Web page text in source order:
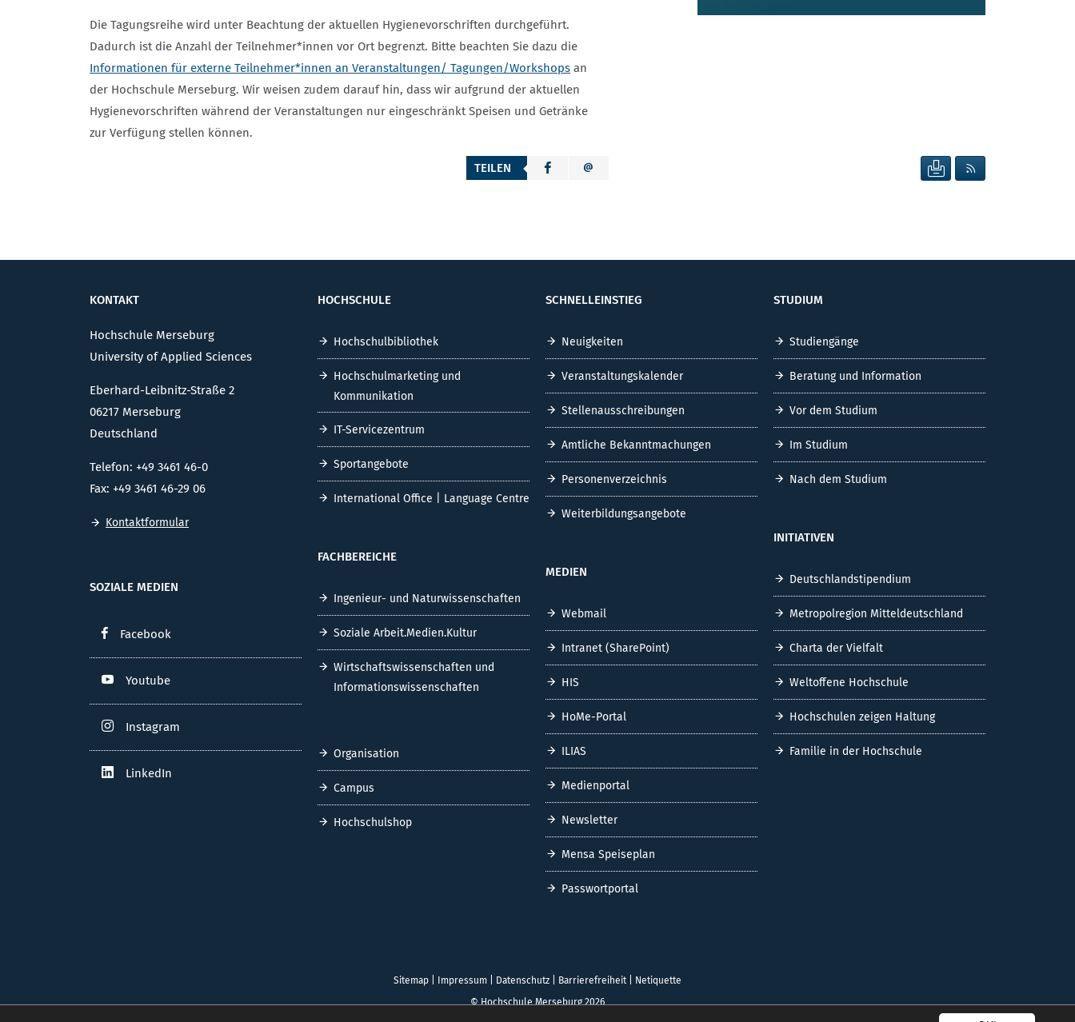
Die Tagungsreihe wird unter Beachtung der aktuellen Hygienevorschriften durchgeführt.
Dadurch ist die Anzahl der Teilnehmer*innen vor Ort begrenzt. Bitte beachten Sie dazu die
Informationen für externe Teilnehmer*innen an Veranstaltungen/ Tagungen/Workshops an
der Hochschule Merseburg. Wir weisen zudem darauf hin, dass wir aufgrund der aktuellen
Hygienevorschriften während der Veranstaltungen nur eingeschränkt Speisen und Getränke
zur Verfügung stellen können.
TEILEN SEITE DRUCKEN
KONTAKT
Hochschule Merseburg
University of Applied Sciences
Eberhard-Leibnitz-Straße 2
06217 Merseburg
Deutschland
Telefon: +49 3461 46-0
Fax: +49 3461 46-29 06
Kontaktformular
SOZIALE MEDIEN
Facebook
Youtube
Instagram
LinkedIn
HOCHSCHULE
Hochschulbibliothek
Hochschulmarketing und
Kommunikation
IT-Servicezentrum
Sportangebote
International Office | Language Centre
FACHBEREICHE
Ingenieur- und Naturwissenschaften
Soziale Arbeit.Medien.Kultur
Wirtschaftswissenschaften und
Informationswissenschaften
Organisation
Campus
Hochschulshop
SCHNELLEINSTIEG
Neuigkeiten
Veranstaltungskalender
Stellenausschreibungen
Amtliche Bekanntmachungen
Personenverzeichnis
Weiterbildungsangebote
MEDIEN
Webmail
Intranet (SharePoint)
HIS
HoMe-Portal
ILIAS
Medienportal
Newsletter
Mensa Speiseplan
Passwortportal
STUDIUM
Studiengänge
Beratung und Information
Vor dem Studium
Im Studium
Nach dem Studium
INITIATIVEN
Deutschlandstipendium
Metropolregion Mitteldeutschland
Charta der Vielfalt
Weltoffene Hochschule
Hochschulen zeigen Haltung
Familie in der Hochschule
Sitemap Impressum Datenschutz Barrierefreiheit|
Netiquette
© Hochschule Merseburg 2026